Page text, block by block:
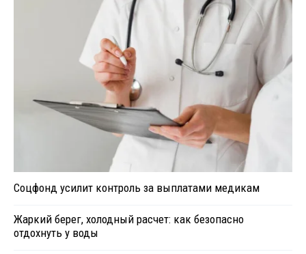
Соцфонд усилит контроль за выплатами медикам
Жаркий берег, холодный расчет: как безопасно
отдохнуть у воды